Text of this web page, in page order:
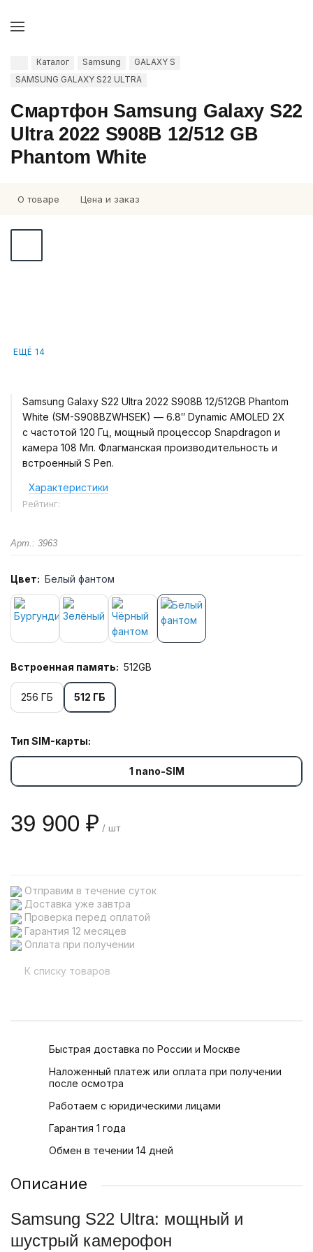
Каталог Samsung
GALAXY S
SAMSUNG GALAXY S22 ULTRA
Смартфон Samsung Galaxy S22
Ultra 2022 S908B 12/512 GB
Phantom White
О товаре Цена и заказ
ЕЩЁ 14
Samsung Galaxy S22 Ultra 2022 S908B 12/512GB Phantom
White (SM-S908BZWHSEK) — 6.8″ Dynamic AMOLED 2X
с частотой 120 Гц, мощный процессор Snapdragon и
камера 108 Мп. Флагманская производительность и
встроенный S Pen.
Характеристики
Рейтинг:
Арт.: 3963
Цвет: Белый фантом
Встроенная память: 512GB
256 ГБ 512 ГБ
Тип SIM-карты:
1 nano-SIM
39 900 ₽ / шт
Отправим в течение суток
Доставка уже завтра
Проверка перед оплатой
Гарантия 12 месяцев
Оплата при получении
К списку товаров
Быстрая доставка по России и Москве
Наложенный платеж или оплата при получении
после осмотра
Работаем с юридическими лицами
Гарантия 1 года
Обмен в течении 14 дней
Описание
Samsung S22 Ultra: мощный и
шустрый камерофон